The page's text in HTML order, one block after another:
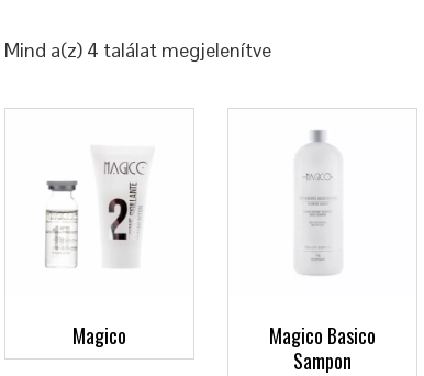
Mind a(z) 4 találat megjelenítve
Magico
Magico Basico
Sampon